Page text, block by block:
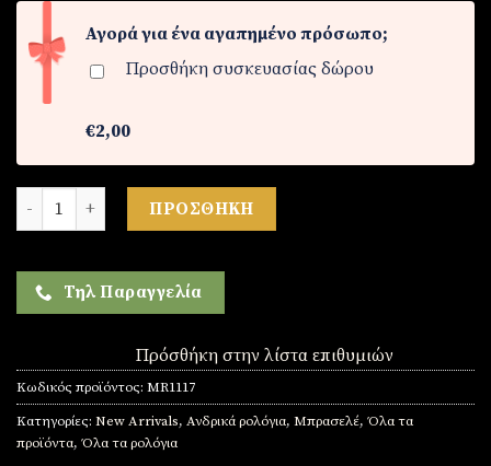
Αγορά για ένα αγαπημένο πρόσωπο;
Προσθήκη συσκευασίας δώρου
€2,00
Ρολόι ανδρικό από ατσάλι ποσότητα
ΠΡΟΣΘΉΚΗ
Τηλ Παραγγελία
Πρόσθήκη στην λίστα επιθυμιών
Κωδικός προϊόντος: MR1117
Κατηγορίες: New Arrivals, Ανδρικά ρολόγια, Μπρασελέ, Όλα τα
προϊόντα, Όλα τα ρολόγια